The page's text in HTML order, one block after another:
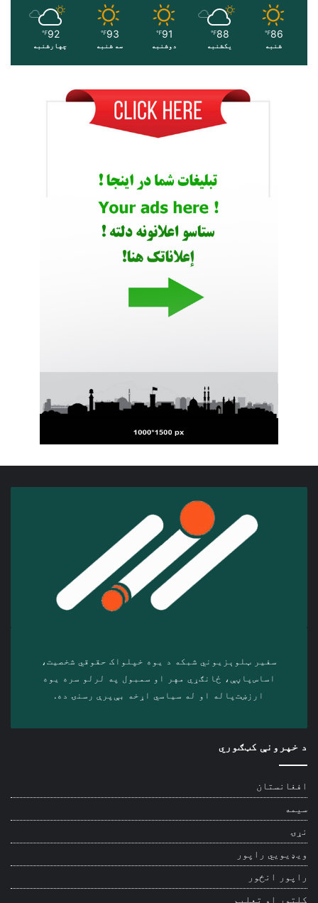
86
℉
شنبه
88
℉
یکشنبه
91
℉
دوشنبه
93
℉
سه شنبه
92
℉
چهارشنبه
سفیر ټلوېزیوني شبکه د‎ یوه خپلواک حقوقي شخصیت،
اساس‌پاڼې، ځانګړي مهر او سمبول په لرلو سره ‎یوه
ارزښت‌پاله او ‎له سیاسي اړخه بې‌پرې رسنۍ ده.
د خپرونې کټګوري
افغانستان
سیمه
نړۍ
ویډیويي راپور
راپور انځور
کلتور او تعلیم